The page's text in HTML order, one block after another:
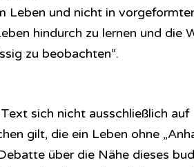
Leben und nicht in
hindurch zu lernen und die
zu beobachten“.
sich nicht ausschließlich
gilt, die ein Leben ohne
über die Nähe dieses